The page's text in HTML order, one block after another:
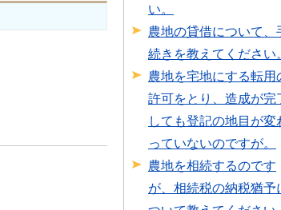
い。
農地の貸借について、
続きを教えてください。
農地を宅地にする転用
許可をとり、造成が完
しても登記の地目が変
っていないのですが。
農地を相続するのです
が、相続税の納税猶予